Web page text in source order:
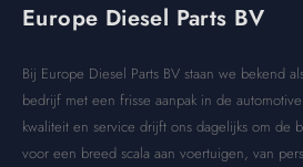
Europe Diesel Parts BV
Bij Europe Diesel Parts BV staan we bekend
bedrijf met een frisse aanpak in de
kwaliteit en service drijft ons dagelijks om de
voor een breed scala aan voertuigen, van